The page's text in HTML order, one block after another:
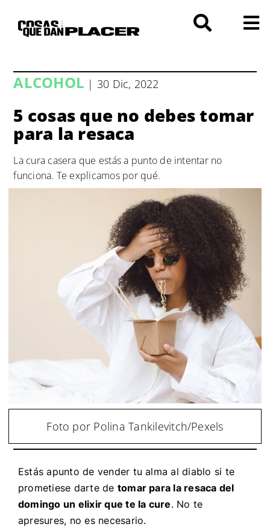
contenido
ALCOHOL | 30 Dic, 2022
5 cosas que no debes tomar
para la resaca
La cura casera que estás a punto de intentar no
funciona. Te explicamos por qué.
Foto por Polina Tankilevitch/Pexels
Estás apunto de vender tu alma al diablo si te
prometiese darte de tomar para la resaca del
domingo un elixir que te la cure. No te
apresures, no es necesario.